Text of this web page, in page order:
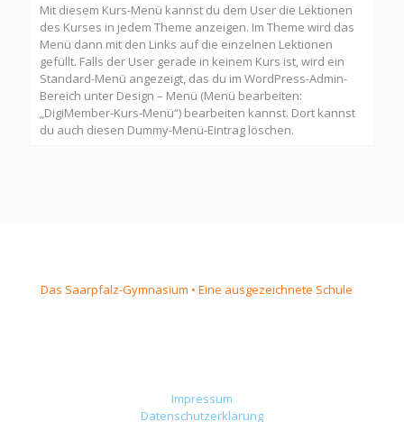
Mit diesem Kurs-Menü kannst du dem User die Lektionen
des Kurses in jedem Theme anzeigen. Im Theme wird das
Menü dann mit den Links auf die einzelnen Lektionen
gefüllt. Falls der User gerade in keinem Kurs ist, wird ein
Standard-Menü angezeigt, das du im WordPress-Admin-
Bereich unter Design – Menü (Menü bearbeiten:
„DigiMember-Kurs-Menü“) bearbeiten kannst. Dort kannst
du auch diesen Dummy-Menü-Eintrag löschen.
Das Saarpfalz-Gymnasium • Eine ausgezeichnete Schule
Impressum
Datenschutzerklärung